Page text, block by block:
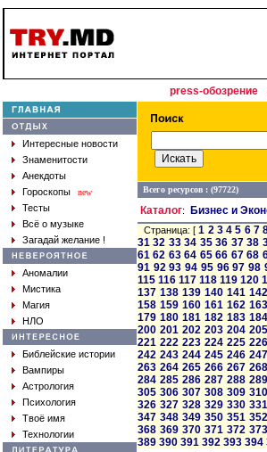
press-обозрение
Интересные новости
Знаменитости
Анекдоты
Гороскопы
new
Тесты
Всё о музыке
Загадай желание !
Аномалии
Мистика
Магия
НЛО
Библейские истории
Вампиры
Астрология
Психология
Твоё имя
Технологии
Всего ресурсов : (97722)
Каталог: Бизнес и
Страница: [1 2 3 4 5 6 7
31 32 33 34 35 36 37 38
61 62 63 64 65 66 67 68
91 92 93 94 95 96 97 98
115 116 117 118 119 120
137 138 139 140 141 142
158 159 160 161 162 163
179 180 181 182 183 184
200 201 202 203 204 205
221 222 223 224 225 226
242 243 244 245 246 247
263 264 265 266 267 268
284 285 286 287 288 289
305 306 307 308 309 310
326 327 328 329 330 331
347 348 349 350 351 352
368 369 370 371 372 373
389 390 391 392 393 394